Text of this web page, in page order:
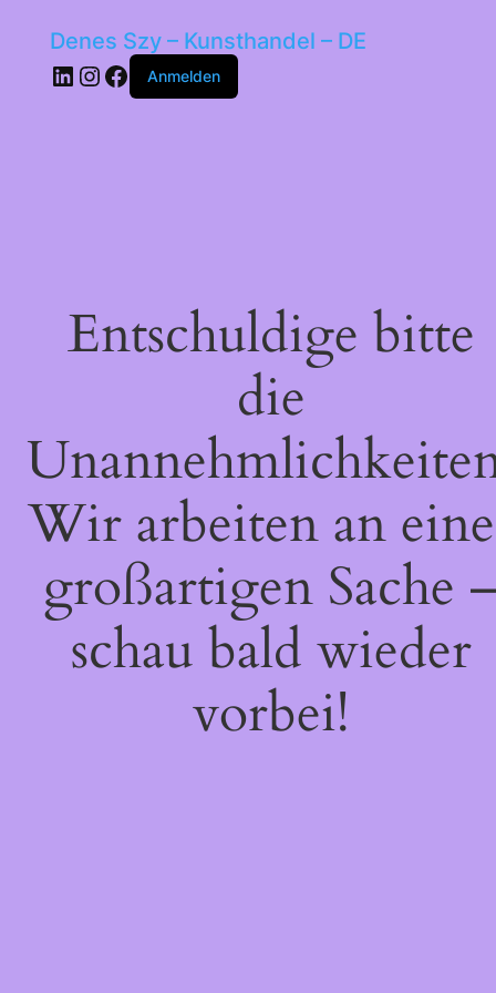
Denes Szy – Kunsthandel – DE
LinkedIn
Instagram
Facebook
Anmelden
Entschuldige bitte
die
Wir arbeiten an
großartigen Sache
schau bald wieder
vorbei!